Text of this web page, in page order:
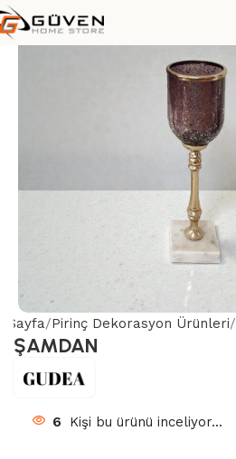
Sayfa Pirinç Dekorasyon Ürünleri
ŞAMDAN
6 Kişi bu ürünü inceliyor...